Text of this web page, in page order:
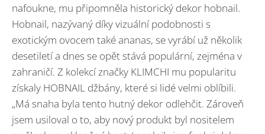
nafoukne, mu připomněla historický dekor hobnail.
Hobnail, nazývaný díky vizuální podobnosti s
exotickým ovocem také ananas, se vyrábí už několik
desetiletí a dnes se opět stává populární, zejména v
zahraničí. Z kolekcí značky KLIMCHI mu popularitu
získaly HOBNAIL džbány, které si lidé velmi oblíbili.
„Má snaha byla tento hutný dekor odlehčit. Zároveň
jsem usiloval o to, aby nový produkt byl nositelem